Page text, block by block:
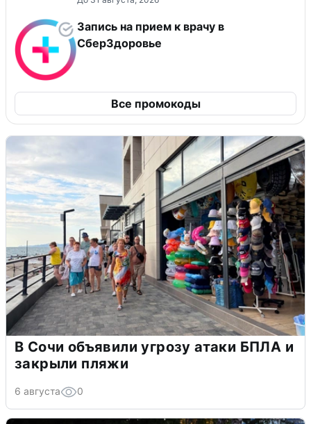
Запись на прием к врачу в
СберЗдоровье
Все промокоды
В Сочи объявили угрозу атаки БПЛА и
закрыли пляжи
6 августа 0